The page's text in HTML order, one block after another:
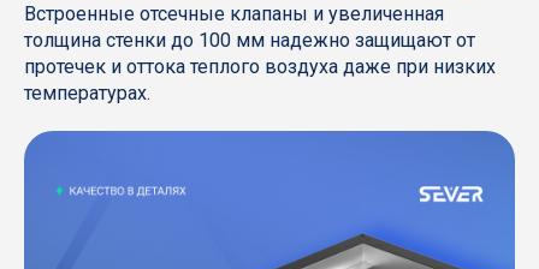
Встроенные отсечные клапаны и увеличенная
толщина стенки до 100 мм надежно защищают от
протечек и оттока теплого воздуха даже при низких
температурах.